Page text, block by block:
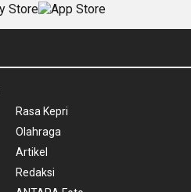
Rasa Kepri
Olahraga
Artikel
Redaksi